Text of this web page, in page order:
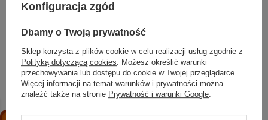
regulowane, stabilne nóżki
osadnik
mata uszczelniająca
dystanse
redukcja fi40 na fi50
haczyk do zdejmowania panelu
instrukcja montażu
Konfiguracja zgód
Dbamy o Twoją prywatność
Sklep korzysta z plików cookie w celu realizacji usług zgodnie z
Polityką dotyczącą cookies . Możesz określić warunki
przechowywania lub dostępu do cookie w Twojej przeglądarce.
Więcej informacji na temat warunków i prywatności można
znaleźć także na stronie Prywatność i warunki Google